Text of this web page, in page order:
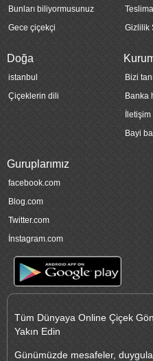
Bunları biliyormusunuz
Gece çiçekçi
Gizlilik
Doğa
istanbul
Çiçeklerin dili
Bizi
Banka
İletişim
Bayi
Guruplarımız
facebook.com
Blog.com
Twitter.com
İnstagram.com
Tüm Dünyaya Online Çiçek
Yakın Edin
Günümüzde mesafeler,